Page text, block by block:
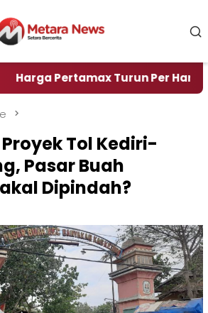
Turun Per Hari Ini, Segini
Tol Kediri-
Pasar Buah
Dipindah?